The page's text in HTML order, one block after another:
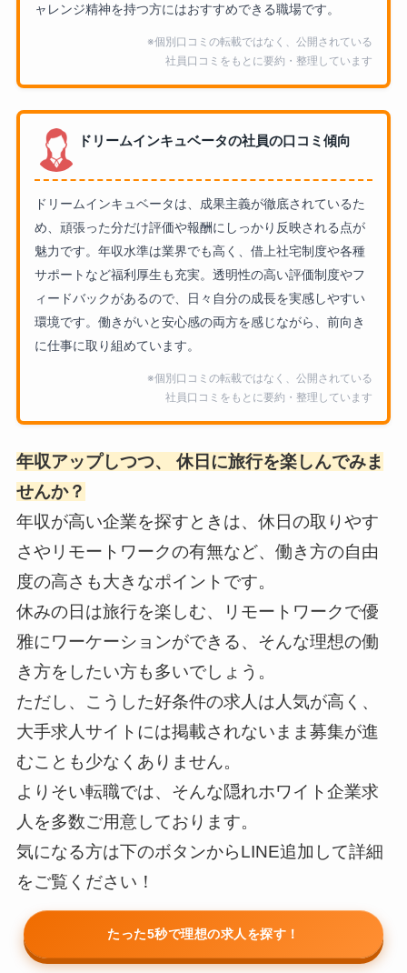
ャレンジ精神を持つ方にはおすすめできる職場です。
※個別口コミの転載ではなく、公開されている
社員口コミをもとに要約・整理しています
ドリームインキュベータの社員の口コミ傾向
ドリームインキュベータは、成果主義が徹底されているた
め、頑張った分だけ評価や報酬にしっかり反映される点が
魅力です。年収水準は業界でも高く、借上社宅制度や各種
サポートなど福利厚生も充実。透明性の高い評価制度やフ
ィードバックがあるので、日々自分の成長を実感しやすい
環境です。働きがいと安心感の両方を感じながら、前向き
に仕事に取り組めています。
※個別口コミの転載ではなく、公開されている
社員口コミをもとに要約・整理しています
年収アップしつつ、 休日に旅行を楽しんでみま
せんか？
年収が高い企業を探すときは、休日の取りやす
さやリモートワークの有無など、働き方の自由
度の高さも大きなポイントです。
休みの日は旅行を楽しむ、リモートワークで優
雅にワーケーションができる、そんな理想の働
き方をしたい方も多いでしょう。
ただし、こうした好条件の求人は人気が高く、
大手求人サイトには掲載されないまま募集が進
むことも少なくありません。
よりそい転職では、そんな隠れホワイト企業求
人を多数ご用意しております。
気になる方は下のボタンからLINE追加して詳細
をご覧ください！
たった5秒で理想の求人を探す！